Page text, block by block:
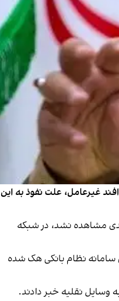
غیرعامل، علت نفوذ به این
مشاهده نشد، در شبکه
سامانه نظام بانکی هک شده